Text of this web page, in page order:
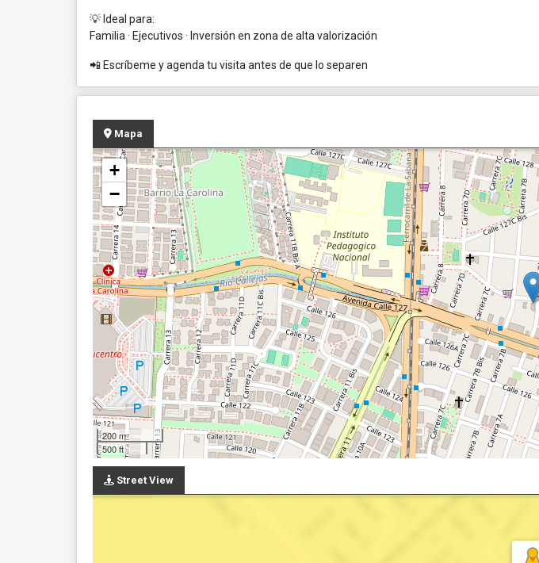
💡 Ideal para:
Familia · Ejecutivos · Inversión en zona de alta valorización
📲 Escríbeme y agenda tu visita antes de que lo separen
Mapa
+
−
200 m
500 ft
Street View